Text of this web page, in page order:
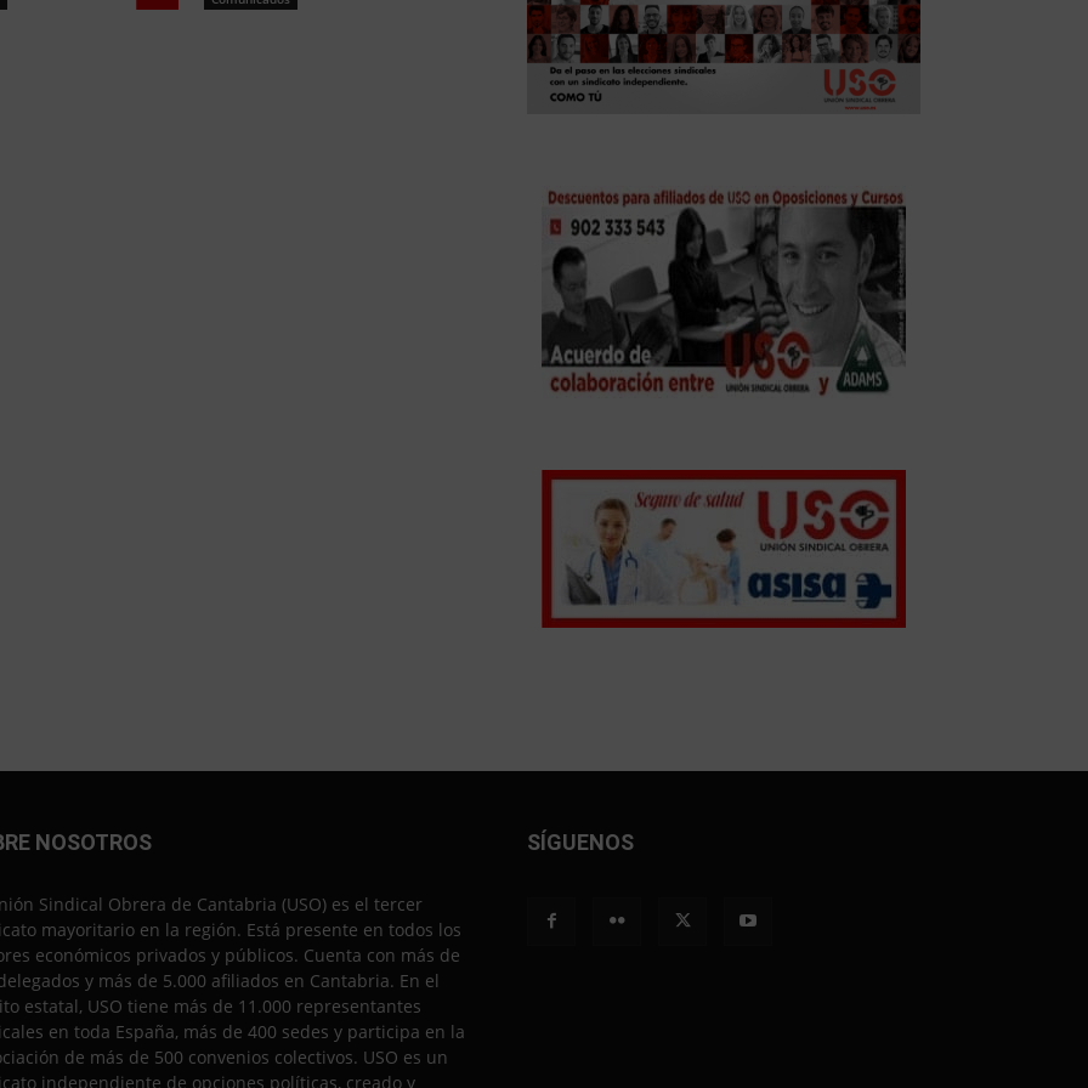
NOSOTROS
Sindical Obrera de Cantabria (USO) es el tercer
mayoritario en la región. Está presente en todos los
económicos privados y públicos. Cuenta con más de
y más de 5.000 afiliados en Cantabria. En el
estatal, USO tiene más de 11.000 representantes
en toda España, más de 400 sedes y participa en la
de más de 500 convenios colectivos. USO es un
independiente de opciones políticas, creado y
SÍGUENOS